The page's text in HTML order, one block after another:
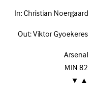
In:Christian Noergaard
Out:Viktor Gyoekeres
Arsenal
82
MIN
▲
▼